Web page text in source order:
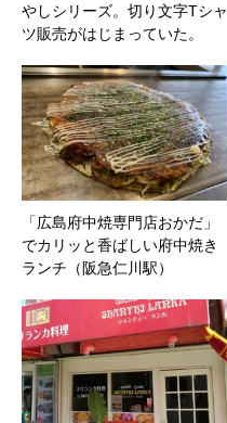
やしシリーズ。切り文字Tシャ
ツ販売がはじまっていた。
「広島府中焼専門店おかだ」
でカリッと香ばしい府中焼き
ランチ（阪急仁川駅）